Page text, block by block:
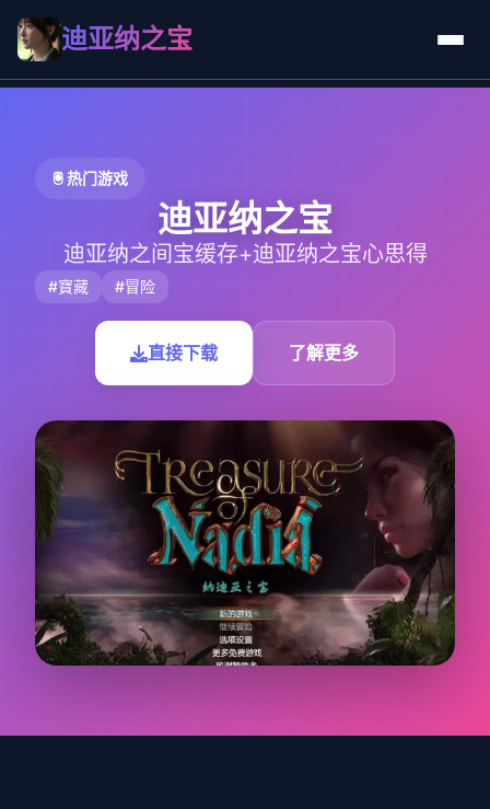
迪亚纳之宝
🖲️ 热门游戏
迪亚纳之宝
迪亚纳之间宝缓存+迪亚纳之宝心思得
#寶藏 #冒险
直接下载 了解更多